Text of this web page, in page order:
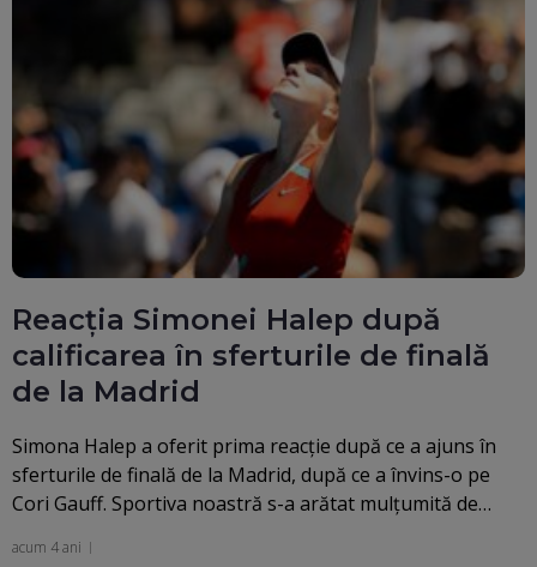
Reacția Simonei Halep după
calificarea în sferturile de finală
de la Madrid
Simona Halep a oferit prima reacție după ce a ajuns în
sferturile de finală de la Madrid, după ce a învins-o pe
Cori Gauff. Sportiva noastră s-a arătat mulțumită de…
acum 4 ani